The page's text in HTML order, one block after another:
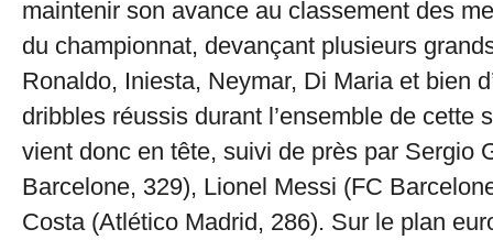
maintenir son avance au classement des
du championnat, devançant plusieurs
Ronaldo, Iniesta, Neymar, Di Maria et bien
dribbles réussis durant l’ensemble de cette
vient donc en tête, suivi de près par Sergio
Barcelone, 329), Lionel Messi (FC
Costa (Atlético Madrid, 286). Sur le plan